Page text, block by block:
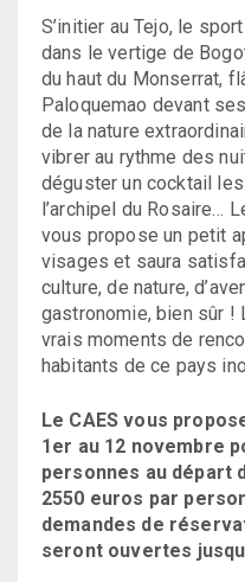
S’initier au Tejo, le
dans le vertige de
du haut du Monserrat,
Paloquemao devant
de la nature
vibrer au rythme des
déguster un cocktail
l’archipel du Rosaire…
vous propose un petit
visages et saura
culture, de nature,
gastronomie, bien sûr !
vrais moments de
habitants de ce pays
Le CAES vous
1er au 12 novembre
personnes au départ
2550 euros par
demandes de
seront ouvertes